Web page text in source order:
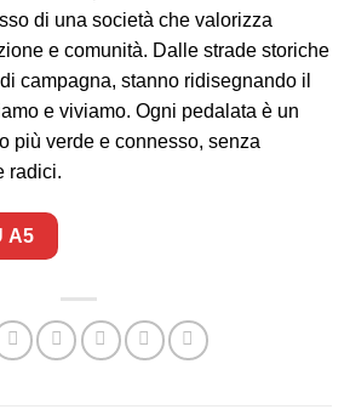
di una società che valorizza
e comunità. Dalle strade storiche
campagna, stanno ridisegnando il
e viviamo. Ogni pedalata è un
più verde e connesso, senza
radici.
A5